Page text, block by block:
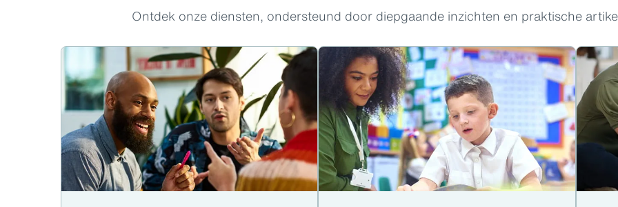
Ontdek onze diensten, ondersteund door diepgaande inzichten en praktische